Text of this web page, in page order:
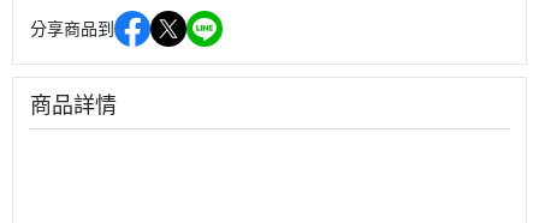
分享商品到
商品詳情